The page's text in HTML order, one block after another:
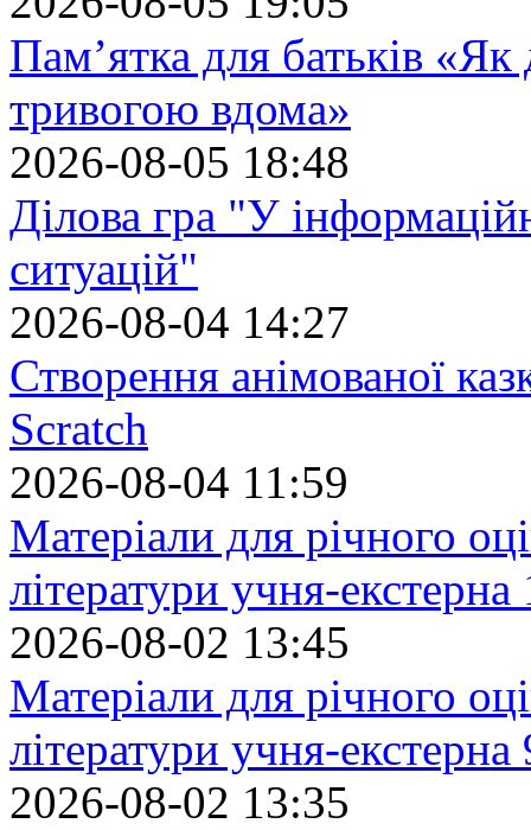
Пам’ятка для батьків
тривогою вдома»
2026-08-05 18:48
Ділова гра "У
ситуацій"
2026-08-04 14:27
Створення анімованої
Scratch
2026-08-04 11:59
Матеріали для річного
літератури учня-екстерна
2026-08-02 13:45
Матеріали для річного
літератури учня-екстерна
2026-08-02 13:35